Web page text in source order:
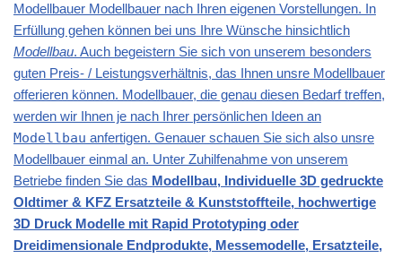
Modellbauer Modellbauer nach Ihren eigenen Vorstellungen. In
Erfüllung gehen können bei uns Ihre Wünsche hinsichtlich
Modellbau. Auch begeistern Sie sich von unserem besonders
guten Preis- / Leistungsverhältnis, das Ihnen unsre Modellbauer
offerieren können. Modellbauer, die genau diesen Bedarf treffen,
werden wir Ihnen je nach Ihrer persönlichen Ideen an
Modellbau anfertigen. Genauer schauen Sie sich also unsre
Modellbauer einmal an. Unter Zuhilfenahme von unserem
Betriebe finden Sie das Modellbau, Individuelle 3D gedruckte
Oldtimer & KFZ Ersatzteile & Kunststoffteile, hochwertige
3D Druck Modelle mit Rapid Prototyping oder
Dreidimensionale Endprodukte, Messemodelle, Ersatzteile,